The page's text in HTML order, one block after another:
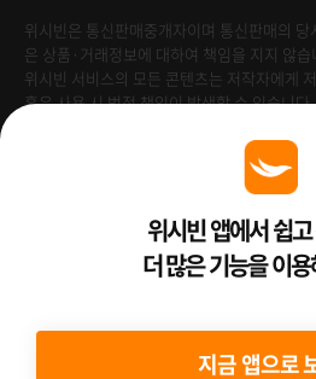
위시빈은 통신판매중개자이며 통신판매의
은 상품·거래정보에 대하여 책임을 지지 않습
위시빈 서비스의 모든 콘텐츠는 저작자에게
혹은 사용 시 법적 책임이 발생할 수 있습니다.
Venture Enterprise위시빈 앱에서 쉽
더 많은 기능을 이
지금 앱으로